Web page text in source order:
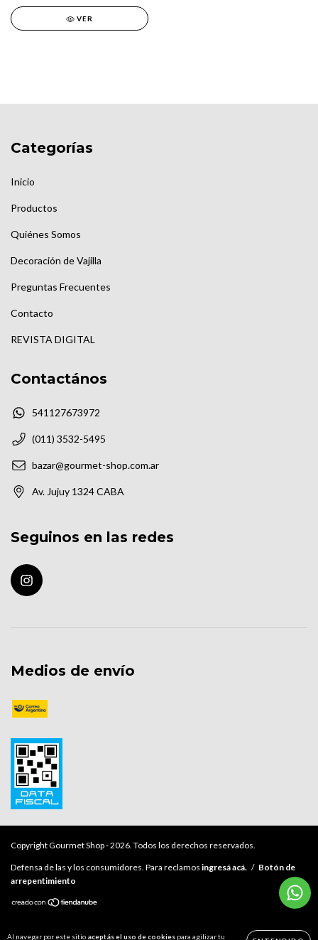
Al navegar por este sitio aceptás el uso de cookies para agilizar tu
VER
Categorías
Inicio
Productos
Quiénes Somos
Decoración de Vajilla
Preguntas Frecuentes
Contacto
REVISTA DIGITAL
Contactános
541127673972
(011) 3532-5495
bazar@gourmet-shop.com.ar
Av. Jujuy 1324 CABA
Seguinos en las redes
Medios de envío
Copyright Gourmet Shop - 2026. Todos los derechos reservados.
Defensa de las y los consumidores. Para reclamos ingresá acá. / Botón de
arrepentimiento